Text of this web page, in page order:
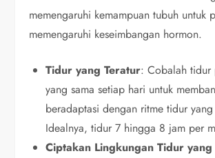
memengaruhi kemampuan tubuh untuk
memengaruhi keseimbangan hormon.
Tidur yang Teratur: Cobalah tidur
yang sama setiap hari untuk
beradaptasi dengan ritme tidur yang
Idealnya, tidur 7 hingga 8 jam per
Ciptakan Lingkungan Tidur